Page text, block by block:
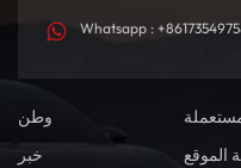
Whatsapp :
وطن
خبر
الموقع